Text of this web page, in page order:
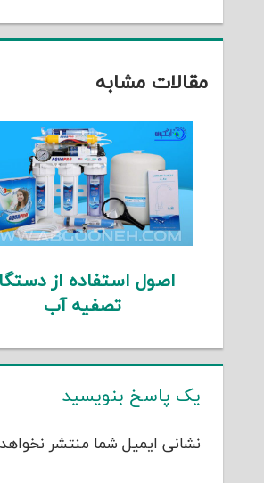
مقالات مشابه
اصول استفاده از
تصفیه آب
یک پاسخ بنویسید
نشانی ایمیل شما منتشر